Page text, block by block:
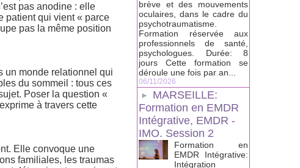
pas anodine : elle
patient qui vient « parce
pas la même position
un monde relationnel qui
du sommeil : tous ces
Poser la question «
à travers cette
Elle convoque une
familiales, les traumas
brève et des mouvements
oculaires, dans le cadre du
psychotraumatisme.
Formation réservée aux
professionnels de santé,
psychologues. Durée: 8
jours Cette formation se
déroule une fois par an...
06/11/2026
MARSEILLE:
Formation en EMDR
Intégrative, EMDR -
IMO. Session 2
Formation en
EMDR Intégrative:
Intégration